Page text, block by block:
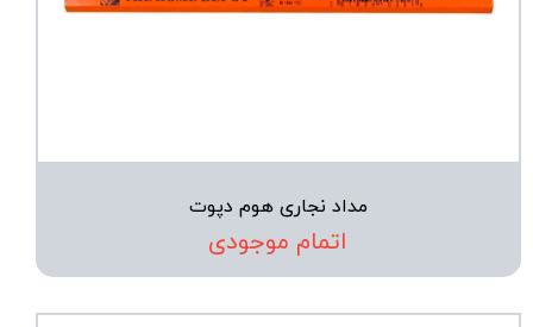
مداد نجاری هوم دپوت
اتمام موجودی